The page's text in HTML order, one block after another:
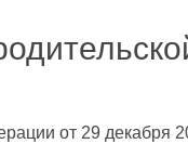
от 29 декабря